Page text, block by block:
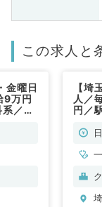
この求人と
金曜日
9万円
／非
【埼
人／
円／